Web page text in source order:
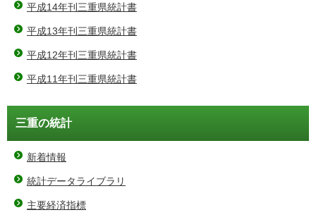
平成14年刊三重県統計書
平成13年刊三重県統計書
平成12年刊三重県統計書
平成11年刊三重県統計書
三重の統計
新着情報
統計データライブラリ
主要経済指標